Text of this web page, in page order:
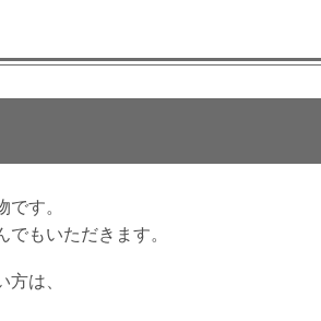
す。
もいただきます。
は、